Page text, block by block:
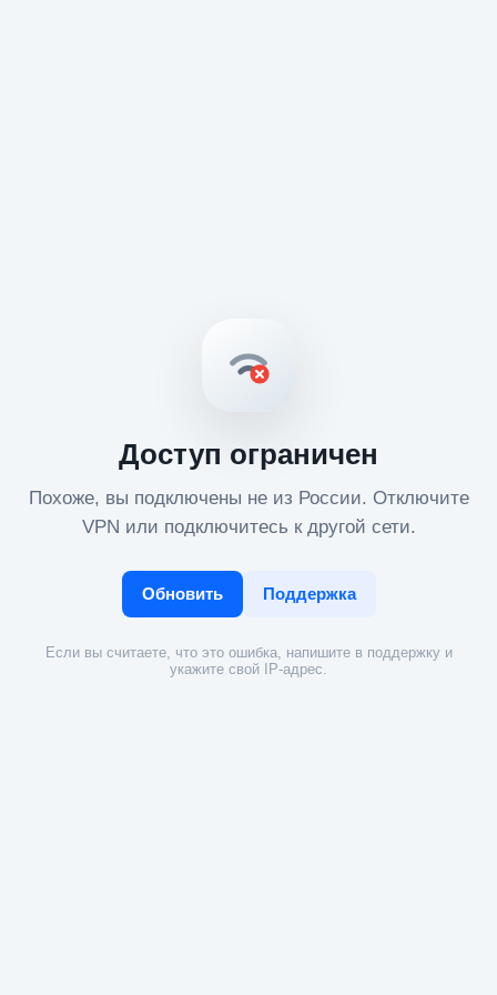
Доступ ограничен
Похоже, вы подключены не из России. Отключите
VPN или подключитесь к другой сети.
Обновить Поддержка
Если вы считаете, что это ошибка, напишите в поддержку и
укажите свой IP-адрес.